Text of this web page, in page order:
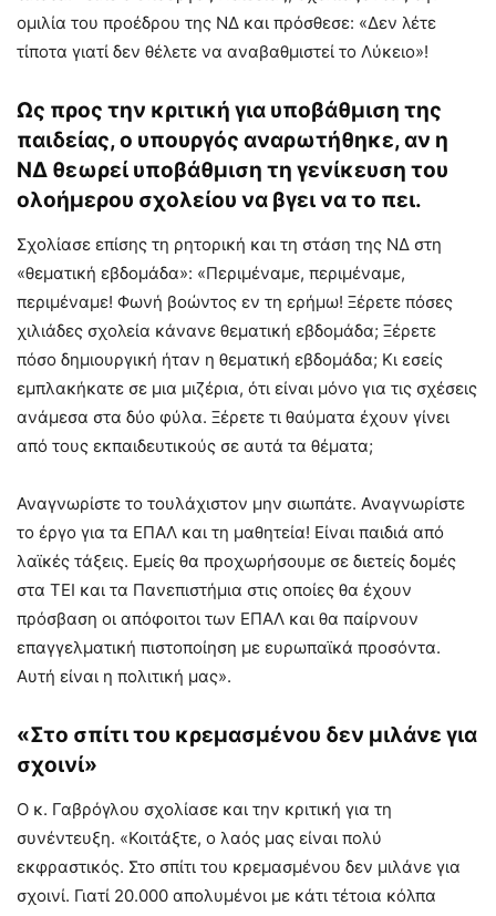
ομιλία του προέδρου της ΝΔ και πρόσθεσε: «Δεν λέτε
τίποτα γιατί δεν θέλετε να αναβαθμιστεί το Λύκειο»!
Ως προς την κριτική για υποβάθμιση της
παιδείας, ο υπουργός αναρωτήθηκε, αν η
ΝΔ θεωρεί υποβάθμιση τη γενίκευση του
ολοήμερου σχολείου να βγει να το πει.
Σχολίασε επίσης τη ρητορική και τη στάση της ΝΔ στη
«θεματική εβδομάδα»: «Περιμέναμε, περιμέναμε,
περιμέναμε! Φωνή βοώντος εν τη ερήμω! Ξέρετε πόσες
χιλιάδες σχολεία κάνανε θεματική εβδομάδα; Ξέρετε
πόσο δημιουργική ήταν η θεματική εβδομάδα; Κι εσείς
εμπλακήκατε σε μια μιζέρια, ότι είναι μόνο για τις σχέσεις
ανάμεσα στα δύο φύλα. Ξέρετε τι θαύματα έχουν γίνει
από τους εκπαιδευτικούς σε αυτά τα θέματα;
Αναγνωρίστε το τουλάχιστον μην σιωπάτε. Αναγνωρίστε
το έργο για τα ΕΠΑΛ και τη μαθητεία! Είναι παιδιά από
λαϊκές τάξεις. Εμείς θα προχωρήσουμε σε διετείς δομές
στα ΤΕΙ και τα Πανεπιστήμια στις οποίες θα έχουν
πρόσβαση οι απόφοιτοι των ΕΠΑΛ και θα παίρνουν
επαγγελματική πιστοποίηση με ευρωπαϊκά προσόντα.
Αυτή είναι η πολιτική μας».
«Στο σπίτι του κρεμασμένου δεν μιλάνε για
σχοινί»
Ο κ. Γαβρόγλου σχολίασε και την κριτική για τη
συνέντευξη. «Κοιτάξτε, ο λαός μας είναι πολύ
εκφραστικός. Στο σπίτι του κρεμασμένου δεν μιλάνε για
σχοινί. Γιατί 20.000 απολυμένοι με κάτι τέτοια κόλπα